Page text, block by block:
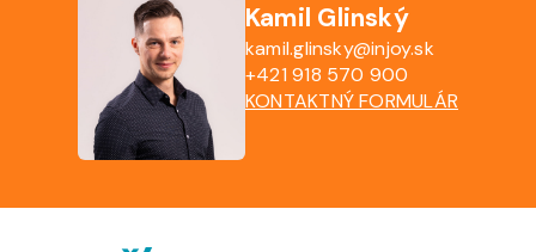
Kamil Glinský
kamil.glinsky@injoy.sk
+421 918 570 900
KONTAKTNÝ FORMULÁR